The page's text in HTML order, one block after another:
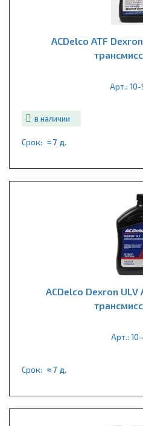
ACDelco ATF
Арт.:
в наличии
Срок: ≈ 7 д.
ACDelco Dexron
Арт.:
Срок: ≈ 7 д.